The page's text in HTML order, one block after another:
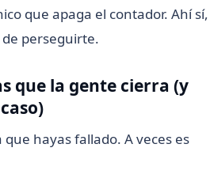
que apaga el contador. Ahí sí,
de perseguirte.
que la gente cierra (y
hayas fallado. A veces es